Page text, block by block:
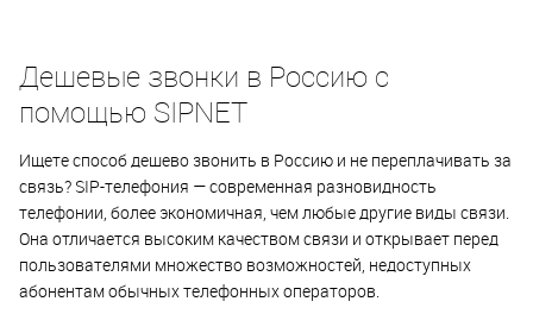
Дешевые звонки в Россию с
помощью SIPNET
Ищете способ дешево звонить в Россию и не переплачивать за
связь? SIP-телефония — современная разновидность
телефонии, более экономичная, чем любые другие виды связи.
Она отличается высоким качеством связи и открывает перед
пользователями множество возможностей, недоступных
абонентам обычных телефонных операторов.